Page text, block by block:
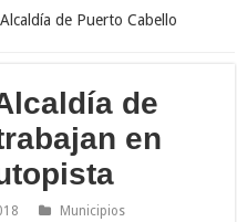
de Puerto Cabello
de
en
Municipios